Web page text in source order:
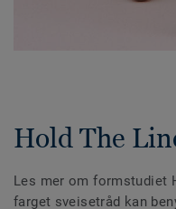
Hold The
Les mer om formstudiet
farget sveisetråd kan